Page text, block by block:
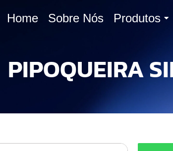
Home Sobre Nós Produtos
PIPOQUEIRA